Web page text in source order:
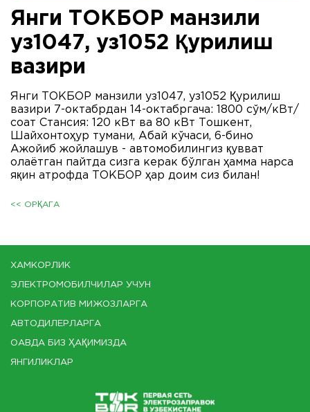
Янги ТОКБОР манзили
уз1047, уз1052 Қурилиш
вазири
Янги ТОКБОР манзили уз1047, уз1052 Қурилиш
вазири 7-октабрдан 14-октабргача: 1800 сўм/кВт/
соат Стансия: 120 кВт ва 80 кВт Тошкент,
Шайхонтоҳур тумани, Абай кўчаси, 6-бино
Ажойиб жойлашув - автомобилингиз қувват
олаётган пайтда сизга керак бўлган ҳамма нарса
яқин атрофда ТОКБОР ҳар доим сиз билан!
<< ОРҚАГА
ХАМКОРЛИК
ЭЛЕКТРОМОБИЛЧИЛАР УЧУН
КОРПОРАТИВ МИЖОЗЛАРГА
АВТОДИЛЕРЛАРГА
ОАВДА БИЗ ҲАҚИМИЗДА
ЯНГИЛИКЛАР